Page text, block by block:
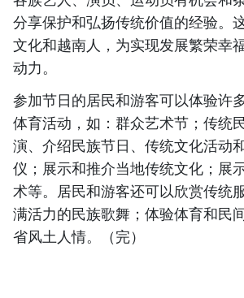
分享保护和弘扬传统价值的经验。
文化和越南人，为实现发展繁荣幸
动力。
参加节日的居民和游客可以体验许
体育活动，如：群众艺术节；传统
演、介绍民族节日、传统文化活动
仪；展示和推介当地传统文化；展
术等。居民和游客还可以欣赏传统
满活力的民族歌舞；体验体育和民
省风土人情。（完）